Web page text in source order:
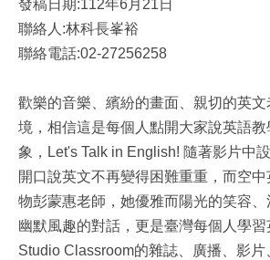
發稿日期:112年6月21日
聯絡人:林科長峯裕
聯絡電話:02-27256258
歡樂的音樂、繽紛的畫面、親切的英
境，相信這是每個人點開大家說英語
象，Let's Talk in English! 隨著影片中
開口說英文不再變得困難重重，而空中
物彭蒙惠老師，她優雅而陽光的笑容、
幽默風趣的對話，更是臺灣每個人學習
Studio Classroom的雜誌、廣播、影